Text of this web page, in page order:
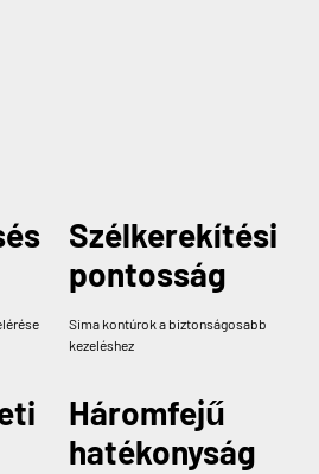
Szélkerekítési
pontosság
Sima kontúrok a biztonságosabb
kezeléshez
Háromfejű
hatékonyság